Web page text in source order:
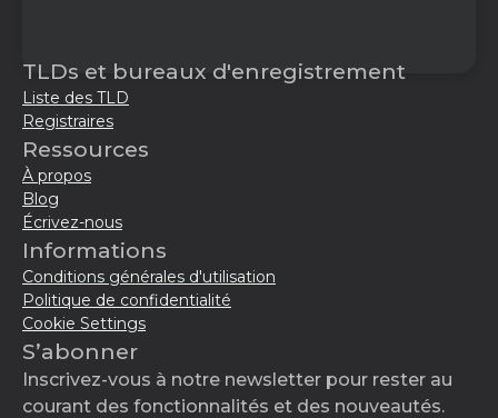
TLDs et bureaux d'enregistrement
Liste des TLD
Registraires
Ressources
À propos
Blog
Écrivez-nous
Informations
Conditions générales d'utilisation
Politique de confidentialité
Cookie Settings
S’abonner
Inscrivez-vous à notre newsletter pour rester au
courant des fonctionnalités et des nouveautés.